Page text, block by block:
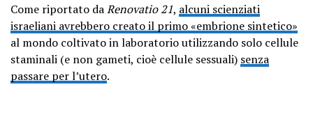
Come riportato daRenovatio 21, alcuni scienziati
israeliani avrebbero creato il primo «embrione sintetico»
al mondo coltivato in laboratorio utilizzando solo cellule
staminali (e non gameti, cioè cellule sessuali) senza
passare per l’utero.